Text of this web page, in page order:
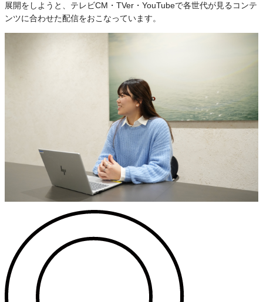
展開をしようと、テレビCM・TVer・YouTubeで各世代が見るコンテ
ンツに合わせた配信をおこなっています。